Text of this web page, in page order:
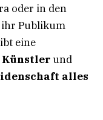
oder in den
ihr Publikum
eine
Künstlerund
alles